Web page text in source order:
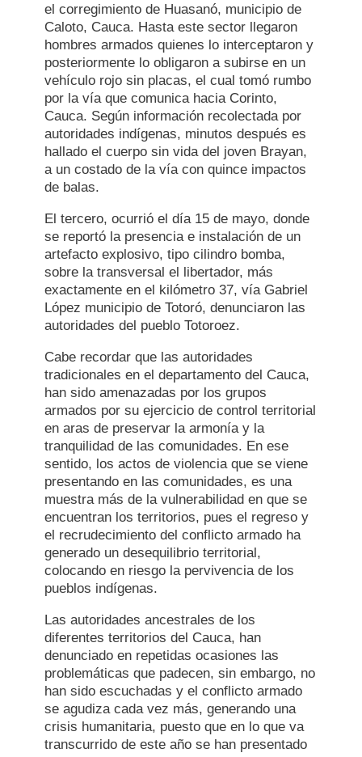
el corregimiento de Huasanó, municipio de
Caloto, Cauca. Hasta este sector llegaron
hombres armados quienes lo interceptaron y
posteriormente lo obligaron a subirse en un
vehículo rojo sin placas, el cual tomó rumbo
por la vía que comunica hacia Corinto,
Cauca. Según información recolectada por
autoridades indígenas, minutos después es
hallado el cuerpo sin vida del joven Brayan,
a un costado de la vía con quince impactos
de balas.
El tercero, ocurrió el día 15 de mayo, donde
se reportó la presencia e instalación de un
artefacto explosivo, tipo cilindro bomba,
sobre la transversal el libertador, más
exactamente en el kilómetro 37, vía Gabriel
López municipio de Totoró, denunciaron las
autoridades del pueblo Totoroez.
Cabe recordar que las autoridades
tradicionales en el departamento del Cauca,
han sido amenazadas por los grupos
armados por su ejercicio de control territorial
en aras de preservar la armonía y la
tranquilidad de las comunidades. En ese
sentido, los actos de violencia que se viene
presentando en las comunidades, es una
muestra más de la vulnerabilidad en que se
encuentran los territorios, pues el regreso y
el recrudecimiento del conflicto armado ha
generado un desequilibrio territorial,
colocando en riesgo la pervivencia de los
pueblos indígenas.
Las autoridades ancestrales de los
diferentes territorios del Cauca, han
denunciado en repetidas ocasiones las
problemáticas que padecen, sin embargo, no
han sido escuchadas y el conflicto armado
se agudiza cada vez más, generando una
crisis humanitaria, puesto que en lo que va
transcurrido de este año se han presentado